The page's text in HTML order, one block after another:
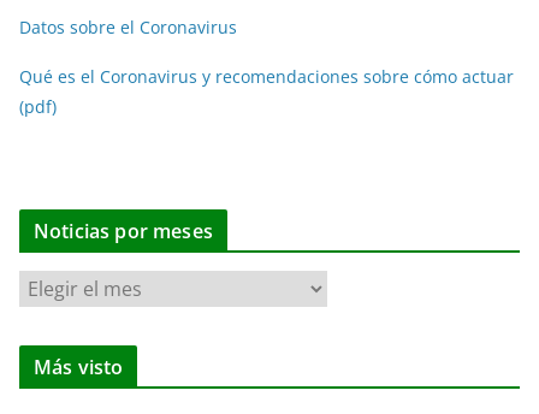
Datos sobre el Coronavirus
Qué es el Coronavirus y recomendaciones sobre cómo actuar
(pdf)
Noticias por meses
N
t
Más visto